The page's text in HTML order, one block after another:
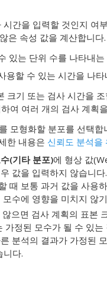
간을 입력할 것인지 여
은 속성 값을 계산합니다.
있는 단위 수를 나타내
용할 수 있는 시간을 나
크기 또는 검사 시간을
여 여러 개의 검사 계획
모형화할 분포를 선택
한 내용은 신뢰도 분석을
(기타 분포)에 형상 값
값을 입력하지 않습니
때 보통 과거 값을 사용
수에 영향을 미치지 않
으면 검사 계획의 표본
가정된 모수가 될 수 있
분석의 결과가 가정된
니다.